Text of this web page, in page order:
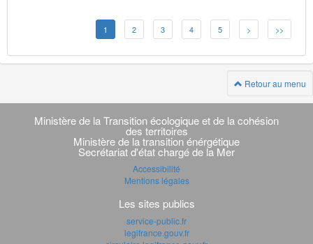
1 2 3 4 5 > >>
Retour au menu
Navigation
transverse
Ministère de la Transition écologique et de la cohésion
des territoires
Ministère de la transition énérgétique
Secrétariat d'état chargé de la Mer
Accessibilité
Mentions légales
Les sites publics
service-public.fr
legifrance.gouv.fr